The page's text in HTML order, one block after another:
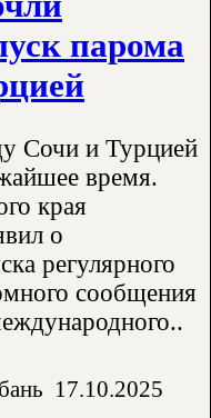
парома
Сочи и Турцией
время.
края
о
регулярного
сообщения
17.10.2025